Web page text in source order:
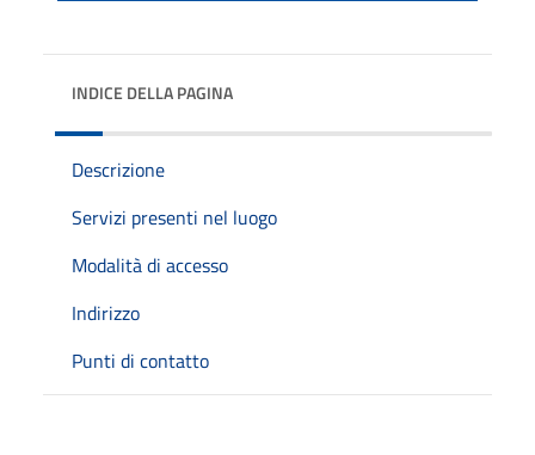
INDICE DELLA PAGINA
Descrizione
Servizi presenti nel luogo
Modalità di accesso
Indirizzo
Punti di contatto